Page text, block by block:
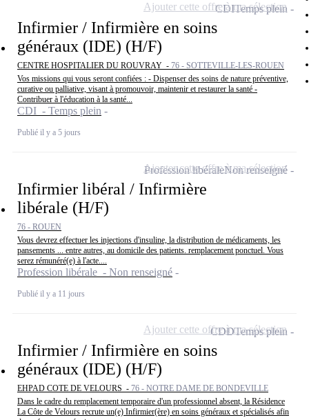
Infirmier / Infirmière en soins
généraux (IDE) (H/F)
CENTRE HOSPITALIER DU ROUVRAY - 76 - SOTTEVILLE-LES-ROUEN
Vos missions qui vous seront confiées : - Dispenser des soins de nature préventive,
curative ou palliative, visant à promouvoir, maintenir et restaurer la santé -
Contribuer à l'éducation à la santé...
CDI - Temps plein
Publié il y a 5 jours
CDITemps plein
Ajouter cette offre à ma sélection
Infirmier libéral / Infirmière
libérale (H/F)
76 - ROUEN
Vous devrez effectuer les injections d'insuline, la distribution de médicaments, les
pansements ... entre autres, au domicile des patients. remplacement ponctuel. Vous
serez rémunéré(e) à l'acte....
Profession libérale - Non renseigné
Publié il y a 11 jours
Profession libéraleNon renseigné
Ajouter cette offre à ma sélection
Infirmier / Infirmière en soins
généraux (IDE) (H/F)
EHPAD COTE DE VELOURS - 76 - NOTRE DAME DE BONDEVILLE
Dans le cadre du remplacement temporaire d'un professionnel absent, la Résidence
La Côte de Velours recrute un(e) Infirmier(ère) en soins généraux et spécialisés afin
CDDTemps plein
Ajouter cette offre à ma sélection